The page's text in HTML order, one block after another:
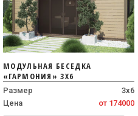
МОДУЛЬНАЯ БЕСЕДКА
«ГАРМОНИЯ» 3Х6
Размер
3х6
Цена
от 174000